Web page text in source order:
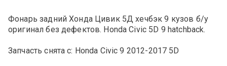
Фонарь задний Хонда Цивик 5Д хечбэк 9 кузов б/у
оригинал без дефектов. Honda Civic 5D 9 hatchback.
Запчасть снята с: Honda Civic 9 2012-2017 5D